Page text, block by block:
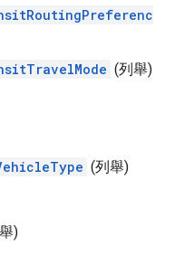
(列舉)
(列舉)
)